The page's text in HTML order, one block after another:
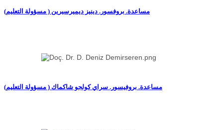
(مساعدة. بروفسور. دينيز ديميرسيرين ( مسؤولة التعليم
(مساعدة. بروفيسور. سراي كولجو شاكماك ( مسؤولة التعليم